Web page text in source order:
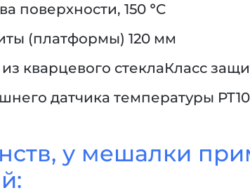
поверхности, 150 °C
(платформы) 120 мм
кварцевого стеклаКласс
датчика температуры
у мешалки